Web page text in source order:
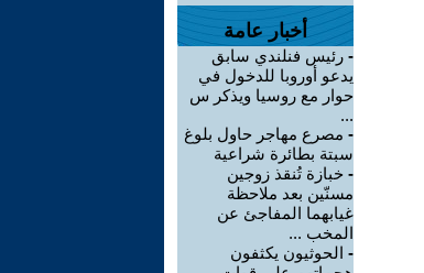
أخبار عامة
- رئيس فنلندي سابق
يدعو أوروبا للدخول في
حوار مع روسيا ويذكر س
...
- مصرع مهاجر حاول بلوغ
سبتة بطائرة شراعية
- خبازة تُنقذ زوجين
مسنّين بعد ملاحظة
غيابهما المفاجئ عن
المخب ...
- الحوثيون يكثفون